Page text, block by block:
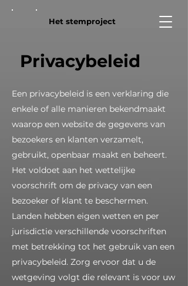
Het stemproject
Privacybeleid
Een privacybeleid is een verklaring die
enkele of alle manieren bekendmaakt
waarop een website de gegevens van
bezoekers en klanten verzamelt,
gebruikt, openbaar maakt en beheert.
Het voldoet aan het wettelijke
voorschrift om de privacy van een
bezoeker of klant te beschermen.
Landen hebben eigen wetten en per
jurisdictie verschillende voorschriften
met betrekking tot het gebruik van een
privacybeleid. Zorg ervoor dat u de
wetgeving volgt die relevant is voor uw